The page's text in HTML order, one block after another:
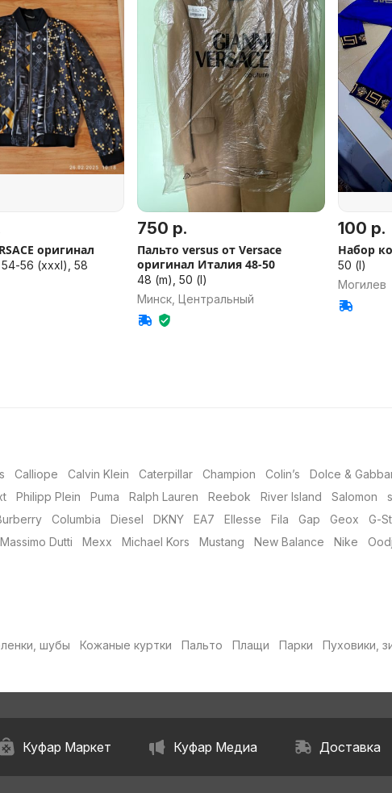
оригинал
56 (xxxl), 58
750 р.
Пальто versus от Versace
оригинал Италия 48-50
48 (m), 50 (l)
Минск, Центральный
100 р.
Набор
50 (l)
Могилев
Calliope Calvin Klein Caterpillar Champion Colin’s Dolce &
Philipp Plein Puma Ralph Lauren Reebok River Island Salomon
Columbia Diesel DKNY EA7 Ellesse Fila Gap Geox G-
Massimo Dutti Mexx Michael Kors Mustang New Balance Nike
шубы Кожаные куртки Пальто Плащи Парки Пуховики,
Куфар Маркет Куфар Медиа Доставка